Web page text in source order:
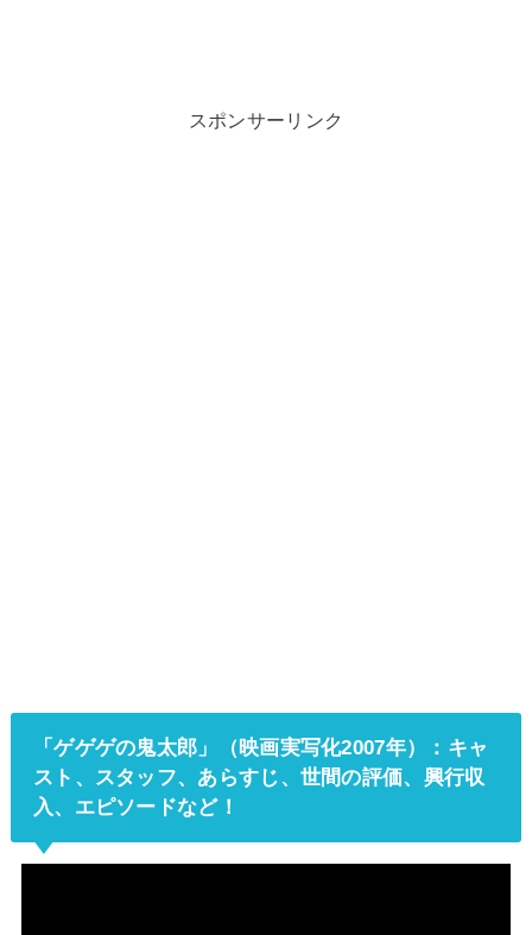
スポンサーリンク
「ゲゲゲの鬼太郎」（映画実写化2007年）： キャ
スト、スタッフ、あらすじ、世間の評価、興行収
入、エピソードなど！